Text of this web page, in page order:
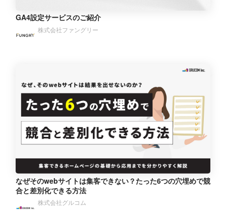
GA4設定サービスのご紹介
株式会社ファングリー
なぜそのwebサイトは集客できない？たった6つの穴埋めで競
合と差別化できる方法
株式会社グルコム